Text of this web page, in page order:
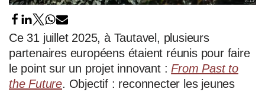
Ce 31 juillet 2025, à Tautavel, plusieurs
partenaires européens étaient réunis pour faire
le point sur un projet innovant : From Past to
the Future. Objectif : reconnecter les jeunes